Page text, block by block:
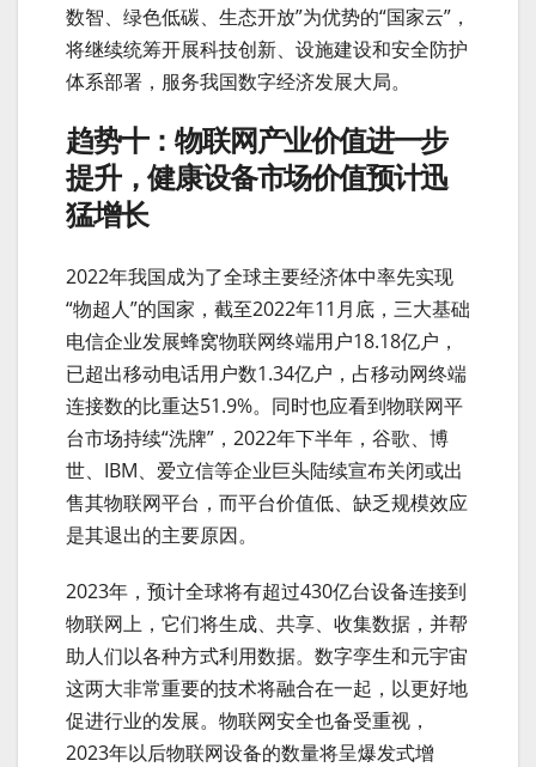
数智、绿色低碳、生态开放”为优势的“国家云”，
将继续统筹开展科技创新、设施建设和安全防护
体系部署，服务我国数字经济发展大局。
趋势十：物联网产业价值进一步
提升，健康设备市场价值预计迅
猛增长
2022年我国成为了全球主要经济体中率先实现
“物超人”的国家，截至2022年11月底，三大基础
电信企业发展蜂窝物联网终端用户18.18亿户，
已超出移动电话用户数1.34亿户，占移动网终端
连接数的比重达51.9%。同时也应看到物联网平
台市场持续“洗牌”，2022年下半年，谷歌、博
世、IBM、爱立信等企业巨头陆续宣布关闭或出
售其物联网平台，而平台价值低、缺乏规模效应
是其退出的主要原因。
2023年，预计全球将有超过430亿台设备连接到
物联网上，它们将生成、共享、收集数据，并帮
助人们以各种方式利用数据。数字孪生和元宇宙
这两大非常重要的技术将融合在一起，以更好地
促进行业的发展。物联网安全也备受重视，
2023年以后物联网设备的数量将呈爆发式增